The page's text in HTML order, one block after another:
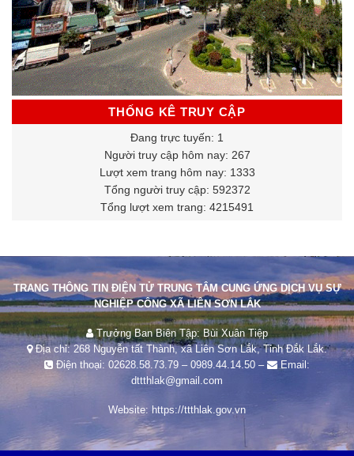
THỐNG KÊ TRUY CẬP
Đang trực tuyến: 1
Người truy cập hôm nay: 267
Lượt xem trang hôm nay: 1333
Tổng người truy cập: 592372
Tổng lượt xem trang: 4215491
TRANG THÔNG TIN ĐIỆN TỬ TRUNG TÂM CUNG ỨNG DỊCH VỤ SỰ
NGHIỆP CÔNG XÃ LIÊN SƠN LẮK
Trưởng Ban Biên Tập: Bùi Xuân Tiệp
Địa chỉ: 268 Nguyễn tất Thành, xã Liên Sơn Lắk, Tỉnh Đắk Lắk.
Điện thoại: 02628.58.73.79 – 0989.44.14.50 –
Email:
dttthlak@gmail.com
Website: https://ttthlak.gov.vn